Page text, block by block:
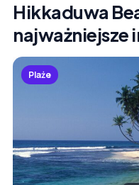
Hikkaduwa
najważniejsze
Plaże